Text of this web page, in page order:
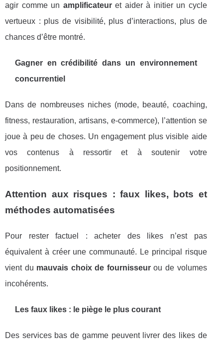
agir comme un amplificateuret aider à initier un cycle
vertueux : plus de visibilité, plus d’interactions, plus de
chances d’être montré.
Gagner en crédibilité dans un environnement
concurrentiel
Dans de nombreuses niches (mode, beauté, coaching,
fitness, restauration, artisans, e-commerce), l’attention se
joue à peu de choses. Un engagement plus visible aide
vos contenus à ressortir et à soutenir votre
positionnement.
Attention aux risques : faux likes, bots et
méthodes automatisées
Pour rester factuel : acheter des likes n’est pas
équivalent à créer une communauté. Le principal risque
vient du mauvais choix de fournisseurou de volumes
incohérents.
Les faux likes : le piège le plus courant
Des services bas de gamme peuvent livrer des likes de